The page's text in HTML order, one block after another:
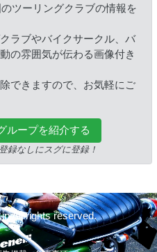
ツーリングクラブの情報を
ラブやバイクサークル、バ
の雰囲気が伝わる画像付き
できますので、お気軽にご
ループを紹介する
録なしにスグに登録！
All rights reserved.